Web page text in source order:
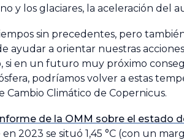
y los glaciares, la aceleración del
sin precedentes, pero
ayudar a orientar nuestras
si en un futuro muy próximo
podríamos volver a estas
Cambio Climático de Copernicus.
de la OMM sobre el estado
2023 se situó 1,45 °C (con un